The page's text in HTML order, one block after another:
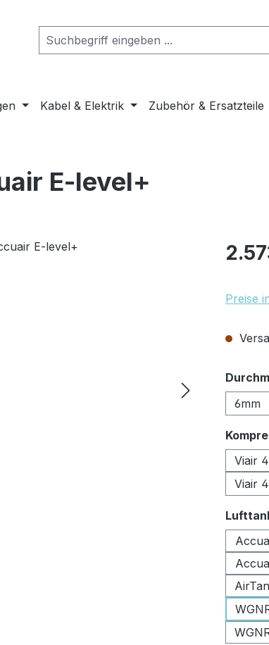
Kabel & Elektrik Zubehör & Ersatzteile
E-level+
Preise
6mm
Viair
Viair